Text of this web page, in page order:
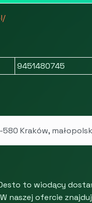
9451480745
580 Kraków,
to wiodący
naszej ofercie